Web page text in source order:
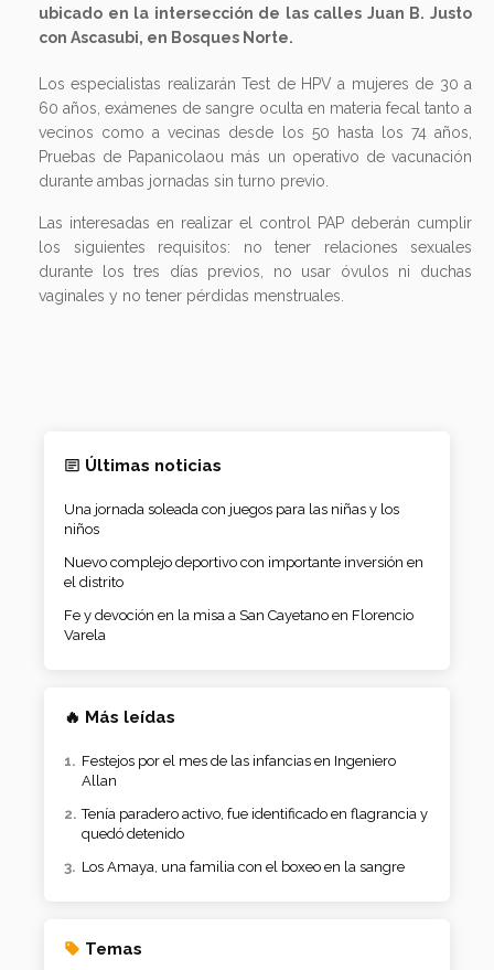
ubicado en la intersección de las calles Juan B. Justo
con Ascasubi, en Bosques Norte.
Los especialistas realizarán Test de HPV a mujeres de 30 a
60 años, exámenes de sangre oculta en materia fecal tanto a
vecinos como a vecinas desde los 50 hasta los 74 años,
Pruebas de Papanicolaou más un operativo de vacunación
durante ambas jornadas sin turno previo.
Las interesadas en realizar el control PAP deberán cumplir
los siguientes requisitos: no tener relaciones sexuales
durante los tres días previos, no usar óvulos ni duchas
vaginales y no tener pérdidas menstruales.
Últimas noticias
Una jornada soleada con juegos para las niñas y los
niños
Nuevo complejo deportivo con importante inversión en
el distrito
Fe y devoción en la misa a San Cayetano en Florencio
Varela
🔥 Más leídas
Festejos por el mes de las infancias en Ingeniero
Allan
Tenía paradero activo, fue identificado en flagrancia y
quedó detenido
Los Amaya, una familia con el boxeo en la sangre
Temas